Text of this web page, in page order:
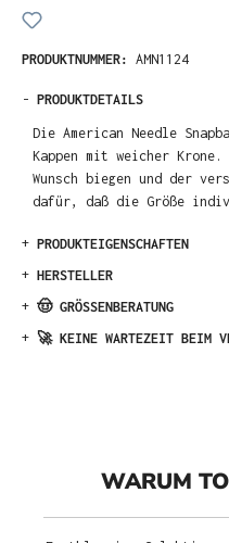
PRODUKTNUMMER: AMN1124
- PRODUKTDETAILS
Die American Needle
Kappen mit weicher
Wunsch biegen und der
dafür, daß die Größe
+ PRODUKTEIGENSCHAFTEN
+ HERSTELLER
+ 🤠 GRÖSSENBERATUNG
+ 🚀 KEINE WARTEZEIT BEIM
WARUM